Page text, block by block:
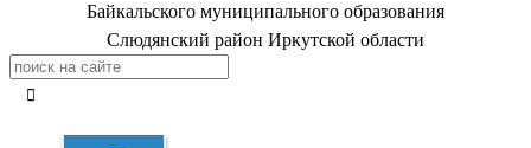
Байкальского муниципального образования
Слюдянский район Иркутской области